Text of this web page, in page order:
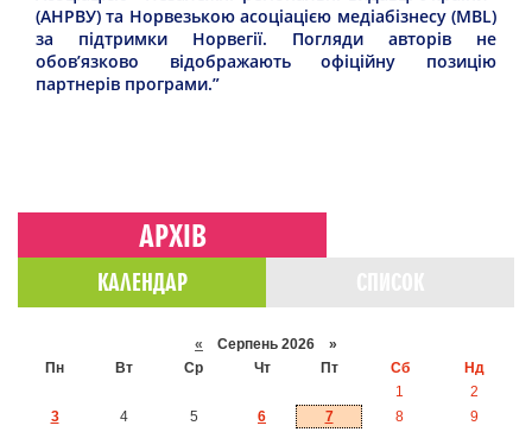
(АНРВУ) та Норвезькою асоціацією медіабізнесу (MBL)
за підтримки Норвегії. Погляди авторів не
обов’язково відображають офіційну позицію
партнерів програми.”
АРХІВ
КАЛЕНДАР
« Серпень 2026 »
Пн
Вт Ср Чт Пт Сб
Нд
1
2
3
4 5 6 7 8
9